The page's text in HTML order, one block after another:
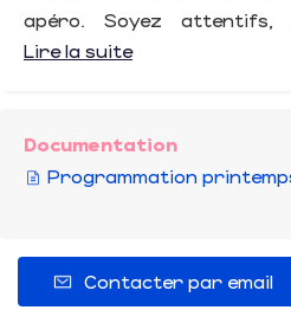
apéro. Soyez attentifs,
Lire la suite
Documentation
Programmation
Contacter par email